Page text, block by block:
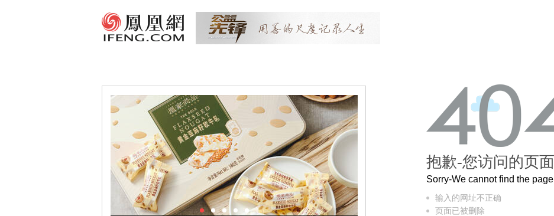
抱歉-您访问的页
Sorry-We cannot find the
输入的网址不正确
页面已被删除